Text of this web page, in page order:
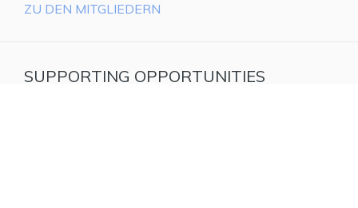
ZU DEN MITGLIEDERN
SUPPORTING OPPORTUNITIES